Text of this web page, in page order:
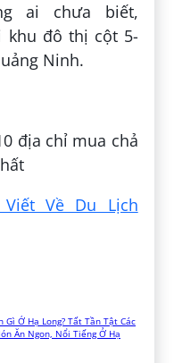
ai chưa biết,
khu đô thị cột 5-
Ninh.
địa chỉ mua chả
Về Du Lịch